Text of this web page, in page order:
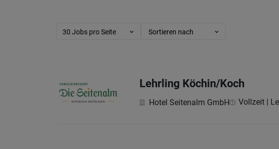
30 Jobs pro Seite Sortieren nach
Lehrling Köchin/Koch
Hotel Seitenalm GmbH Vollzeit |